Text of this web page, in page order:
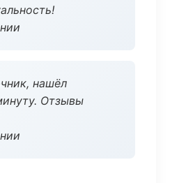
нашёл
Отзывы